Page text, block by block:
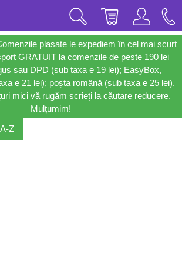
plasate le expediem în cel mai scurt
GRATUIT la comenzile de peste 190 lei
sau DPD (sub taxa e 19 lei); EasyBox,
e 21 lei); poșta română (sub taxa e 25 lei).
mici vă rugăm scrieți la căutare reducere.
Mulțumim!
Z